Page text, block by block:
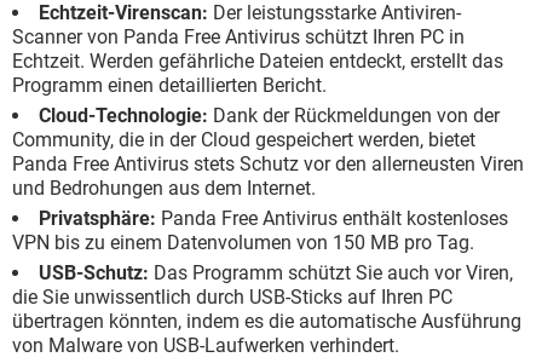
Echtzeit-Virenscan: Der leistungsstarke Antiviren-
Scanner von Panda Free Antivirus schützt Ihren PC in
Echtzeit. Werden gefährliche Dateien entdeckt, erstellt das
Programm einen detaillierten Bericht.
Cloud-Technologie: Dank der Rückmeldungen von der
Community, die in der Cloud gespeichert werden, bietet
Panda Free Antivirus stets Schutz vor den allerneusten Viren
und Bedrohungen aus dem Internet.
Privatsphäre: Panda Free Antivirus enthält kostenloses
VPN bis zu einem Datenvolumen von 150 MB pro Tag.
USB-Schutz: Das Programm schützt Sie auch vor Viren,
die Sie unwissentlich durch USB-Sticks auf Ihren PC
übertragen könnten, indem es die automatische Ausführung
von Malware von USB-Laufwerken verhindert.